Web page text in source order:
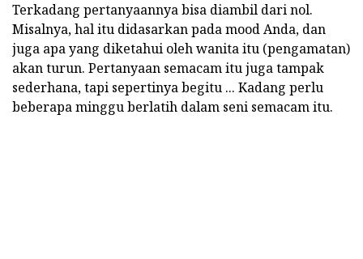
Terkadang pertanyaannya bisa diambil dari nol.
Misalnya, hal itu didasarkan pada mood Anda, dan
juga apa yang diketahui oleh wanita itu (pengamatan)
akan turun. Pertanyaan semacam itu juga tampak
sederhana, tapi sepertinya begitu ... Kadang perlu
beberapa minggu berlatih dalam seni semacam itu.